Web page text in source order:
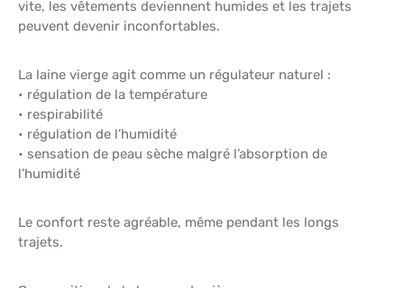
vite, les vêtements deviennent humides et les trajets
peuvent devenir inconfortables.
La laine vierge agit comme un régulateur naturel :
• régulation de la température
• respirabilité
• régulation de l’humidité
• sensation de peau sèche malgré l’absorption de
l’humidité
Le confort reste agréable, même pendant les longs
trajets.